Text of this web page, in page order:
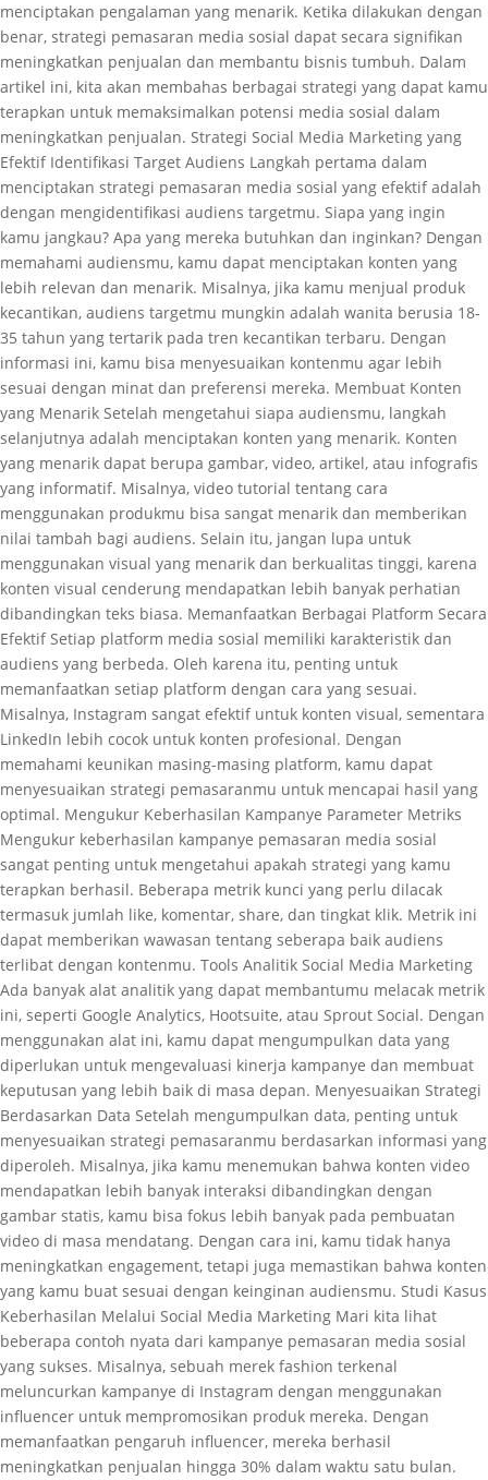
menciptakan pengalaman yang menarik. Ketika dilakukan dengan
benar, strategi pemasaran media sosial dapat secara signifikan
meningkatkan penjualan dan membantu bisnis tumbuh. Dalam
artikel ini, kita akan membahas berbagai strategi yang dapat kamu
terapkan untuk memaksimalkan potensi media sosial dalam
meningkatkan penjualan. Strategi Social Media Marketing yang
Efektif Identifikasi Target Audiens Langkah pertama dalam
menciptakan strategi pemasaran media sosial yang efektif adalah
dengan mengidentifikasi audiens targetmu. Siapa yang ingin
kamu jangkau? Apa yang mereka butuhkan dan inginkan? Dengan
memahami audiensmu, kamu dapat menciptakan konten yang
lebih relevan dan menarik. Misalnya, jika kamu menjual produk
kecantikan, audiens targetmu mungkin adalah wanita berusia 18-
35 tahun yang tertarik pada tren kecantikan terbaru. Dengan
informasi ini, kamu bisa menyesuaikan kontenmu agar lebih
sesuai dengan minat dan preferensi mereka. Membuat Konten
yang Menarik Setelah mengetahui siapa audiensmu, langkah
selanjutnya adalah menciptakan konten yang menarik. Konten
yang menarik dapat berupa gambar, video, artikel, atau infografis
yang informatif. Misalnya, video tutorial tentang cara
menggunakan produkmu bisa sangat menarik dan memberikan
nilai tambah bagi audiens. Selain itu, jangan lupa untuk
menggunakan visual yang menarik dan berkualitas tinggi, karena
konten visual cenderung mendapatkan lebih banyak perhatian
dibandingkan teks biasa. Memanfaatkan Berbagai Platform Secara
Efektif Setiap platform media sosial memiliki karakteristik dan
audiens yang berbeda. Oleh karena itu, penting untuk
memanfaatkan setiap platform dengan cara yang sesuai.
Misalnya, Instagram sangat efektif untuk konten visual, sementara
LinkedIn lebih cocok untuk konten profesional. Dengan
memahami keunikan masing-masing platform, kamu dapat
menyesuaikan strategi pemasaranmu untuk mencapai hasil yang
optimal. Mengukur Keberhasilan Kampanye Parameter Metriks
Mengukur keberhasilan kampanye pemasaran media sosial
sangat penting untuk mengetahui apakah strategi yang kamu
terapkan berhasil. Beberapa metrik kunci yang perlu dilacak
termasuk jumlah like, komentar, share, dan tingkat klik. Metrik ini
dapat memberikan wawasan tentang seberapa baik audiens
terlibat dengan kontenmu. Tools Analitik Social Media Marketing
Ada banyak alat analitik yang dapat membantumu melacak metrik
ini, seperti Google Analytics, Hootsuite, atau Sprout Social. Dengan
menggunakan alat ini, kamu dapat mengumpulkan data yang
diperlukan untuk mengevaluasi kinerja kampanye dan membuat
keputusan yang lebih baik di masa depan. Menyesuaikan Strategi
Berdasarkan Data Setelah mengumpulkan data, penting untuk
menyesuaikan strategi pemasaranmu berdasarkan informasi yang
diperoleh. Misalnya, jika kamu menemukan bahwa konten video
mendapatkan lebih banyak interaksi dibandingkan dengan
gambar statis, kamu bisa fokus lebih banyak pada pembuatan
video di masa mendatang. Dengan cara ini, kamu tidak hanya
meningkatkan engagement, tetapi juga memastikan bahwa konten
yang kamu buat sesuai dengan keinginan audiensmu. Studi Kasus
Keberhasilan Melalui Social Media Marketing Mari kita lihat
beberapa contoh nyata dari kampanye pemasaran media sosial
yang sukses. Misalnya, sebuah merek fashion terkenal
meluncurkan kampanye di Instagram dengan menggunakan
influencer untuk mempromosikan produk mereka. Dengan
memanfaatkan pengaruh influencer, mereka berhasil
meningkatkan penjualan hingga 30% dalam waktu satu bulan.